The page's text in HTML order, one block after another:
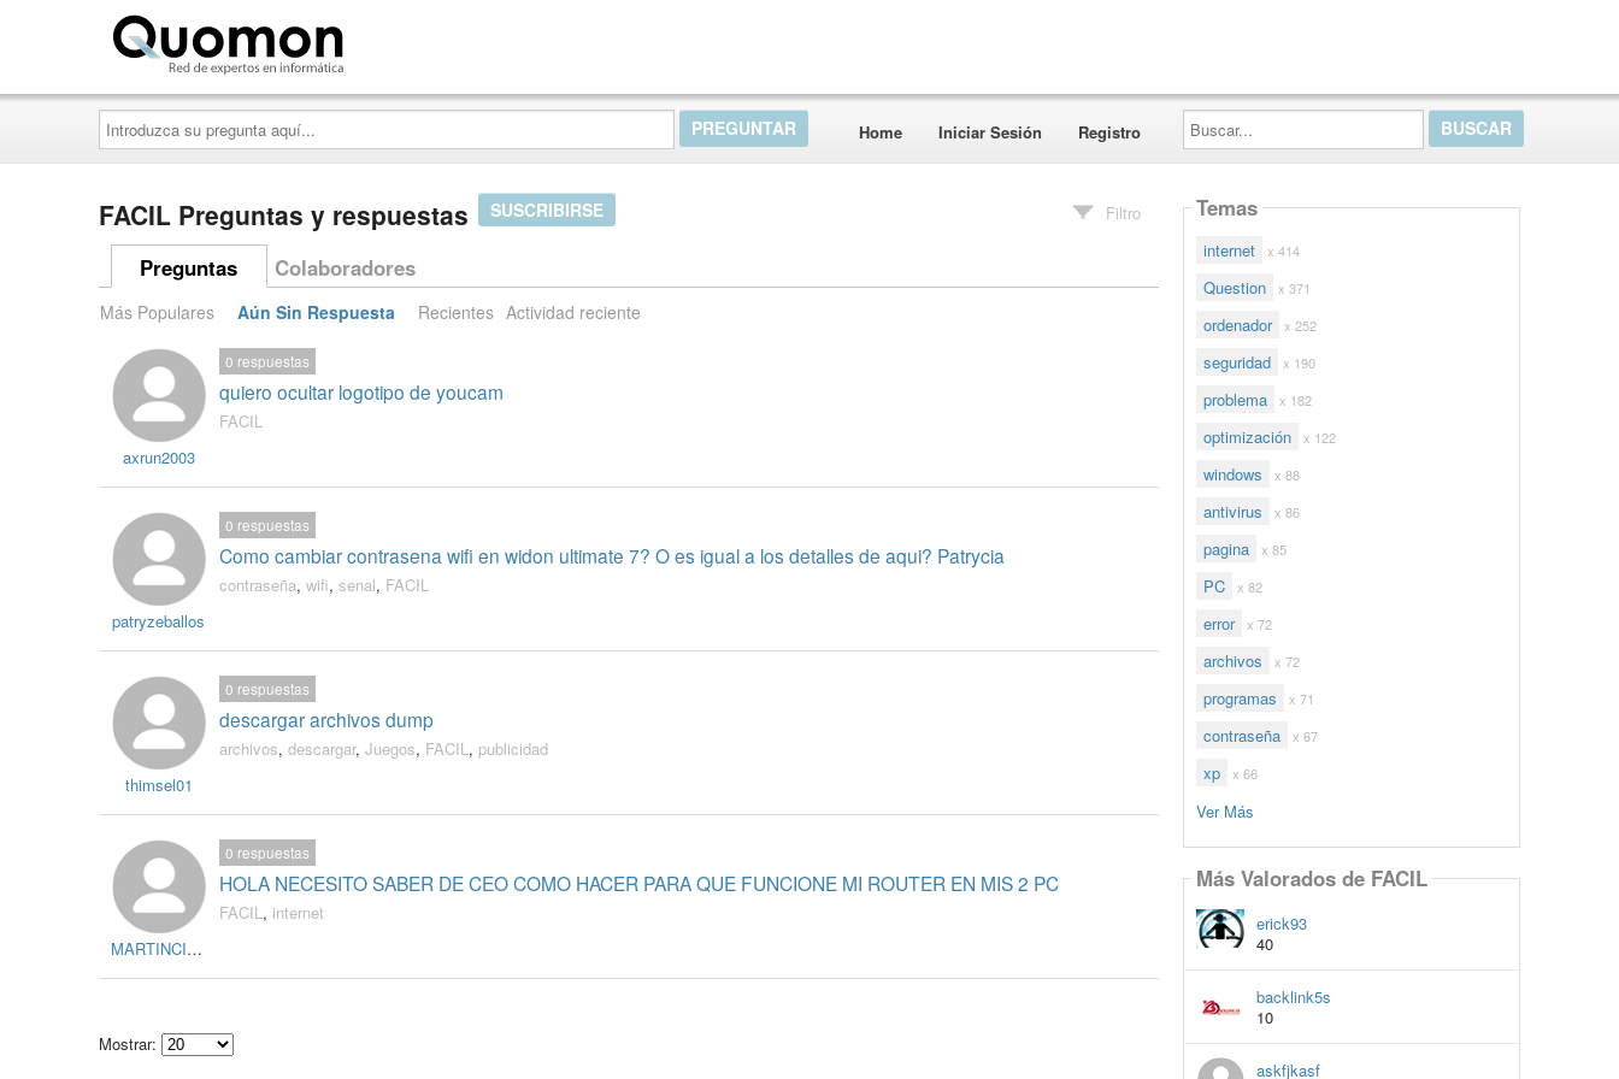
Introduzca
su
pregunta
aquí...
Home Iniciar Sesión Registro
Buscar...
FACIL Preguntas y respuestas SUSCRIBIRSE Filtro
Preguntas Colaboradores
Más Populares Aún Sin Respuesta Recientes Actividad reciente
axrun2003
quiero ocultar logotipo de youcam
0 respuestas
FACIL
patryzeballos
Como cambiar contrasena wifi en widon ultimate 7? O es igual a los detalles de aqui? Patrycia
0 respuestas
contraseña, wifi, senal, FACIL
thimsel01
descargar archivos dump
0 respuestas
archivos, descargar, Juegos, FACIL, publicidad
MARTINCISTO
HOLA NECESITO SABER DE CEO COMO HACER PARA QUE FUNCIONE MI ROUTER EN MIS 2 PC
0 respuestas
FACIL, internet
Mostrar:
Temas
internet x 414
Question x 371
ordenador x 252
seguridad x 190
problema x 182
optimización x 122
windows x 88
antivirus x 86
pagina x 85
PC x 82
error x 72
archivos x 72
programas x 71
contraseña x 67
xp x 66
Ver Más
Más Valorados de FACIL
erick93
40
backlink5s
10
askfjkasf